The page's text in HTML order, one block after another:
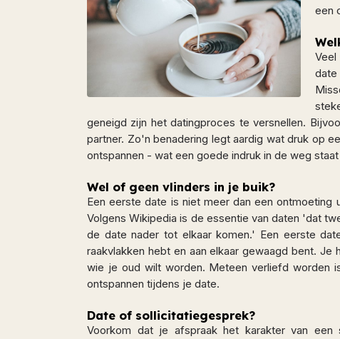
een
geneigd zijn het datingproces te versnellen.
partner. Zo'n benadering legt aardig wat druk op
ontspannen - wat een goede indruk in de weg
Wel of geen vlinders in je buik?
Een eerste date is niet meer dan een ontmoeting
Volgens Wikipedia is de essentie van daten 'dat
de date nader tot elkaar komen.' Een eerste
raakvlakken hebt en aan elkaar gewaagd bent.
wie je oud wilt worden. Meteen verliefd worden
ontspannen tijdens je date.
Date of sollicitatiegesprek?
Voorkom dat je afspraak het karakter van een